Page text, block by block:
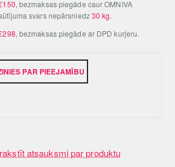
PAR PIEEJAMĪBU
atsauksmi par produktu
, bezmaksas piegāde caur OMNIVA
svars nepārsniedz30 kg.
, bezmaksas piegāde ar DPD kurjeru.